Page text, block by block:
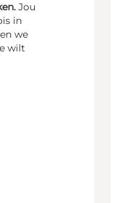
Jou
in
we
wilt